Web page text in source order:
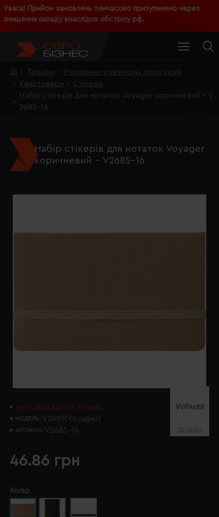
Увага! Прийом замовлень тимчасово призупинено через
знищення складу внаслідок обстрілу рф.
Товари
Рекламно-сувенірна продукція
Канцтовари
Стікери
Набір стікерів для нотаток Voyager коричневий - V
2685-16
Набір стікерів для нотаток Voyager
коричневий - V2685-16
поставка від 2-х тижнів
МОДЕЛЬ: V2685(Voyager)
АРТИКУЛ: V2685-16 Voyager
46.86 грн
Колір